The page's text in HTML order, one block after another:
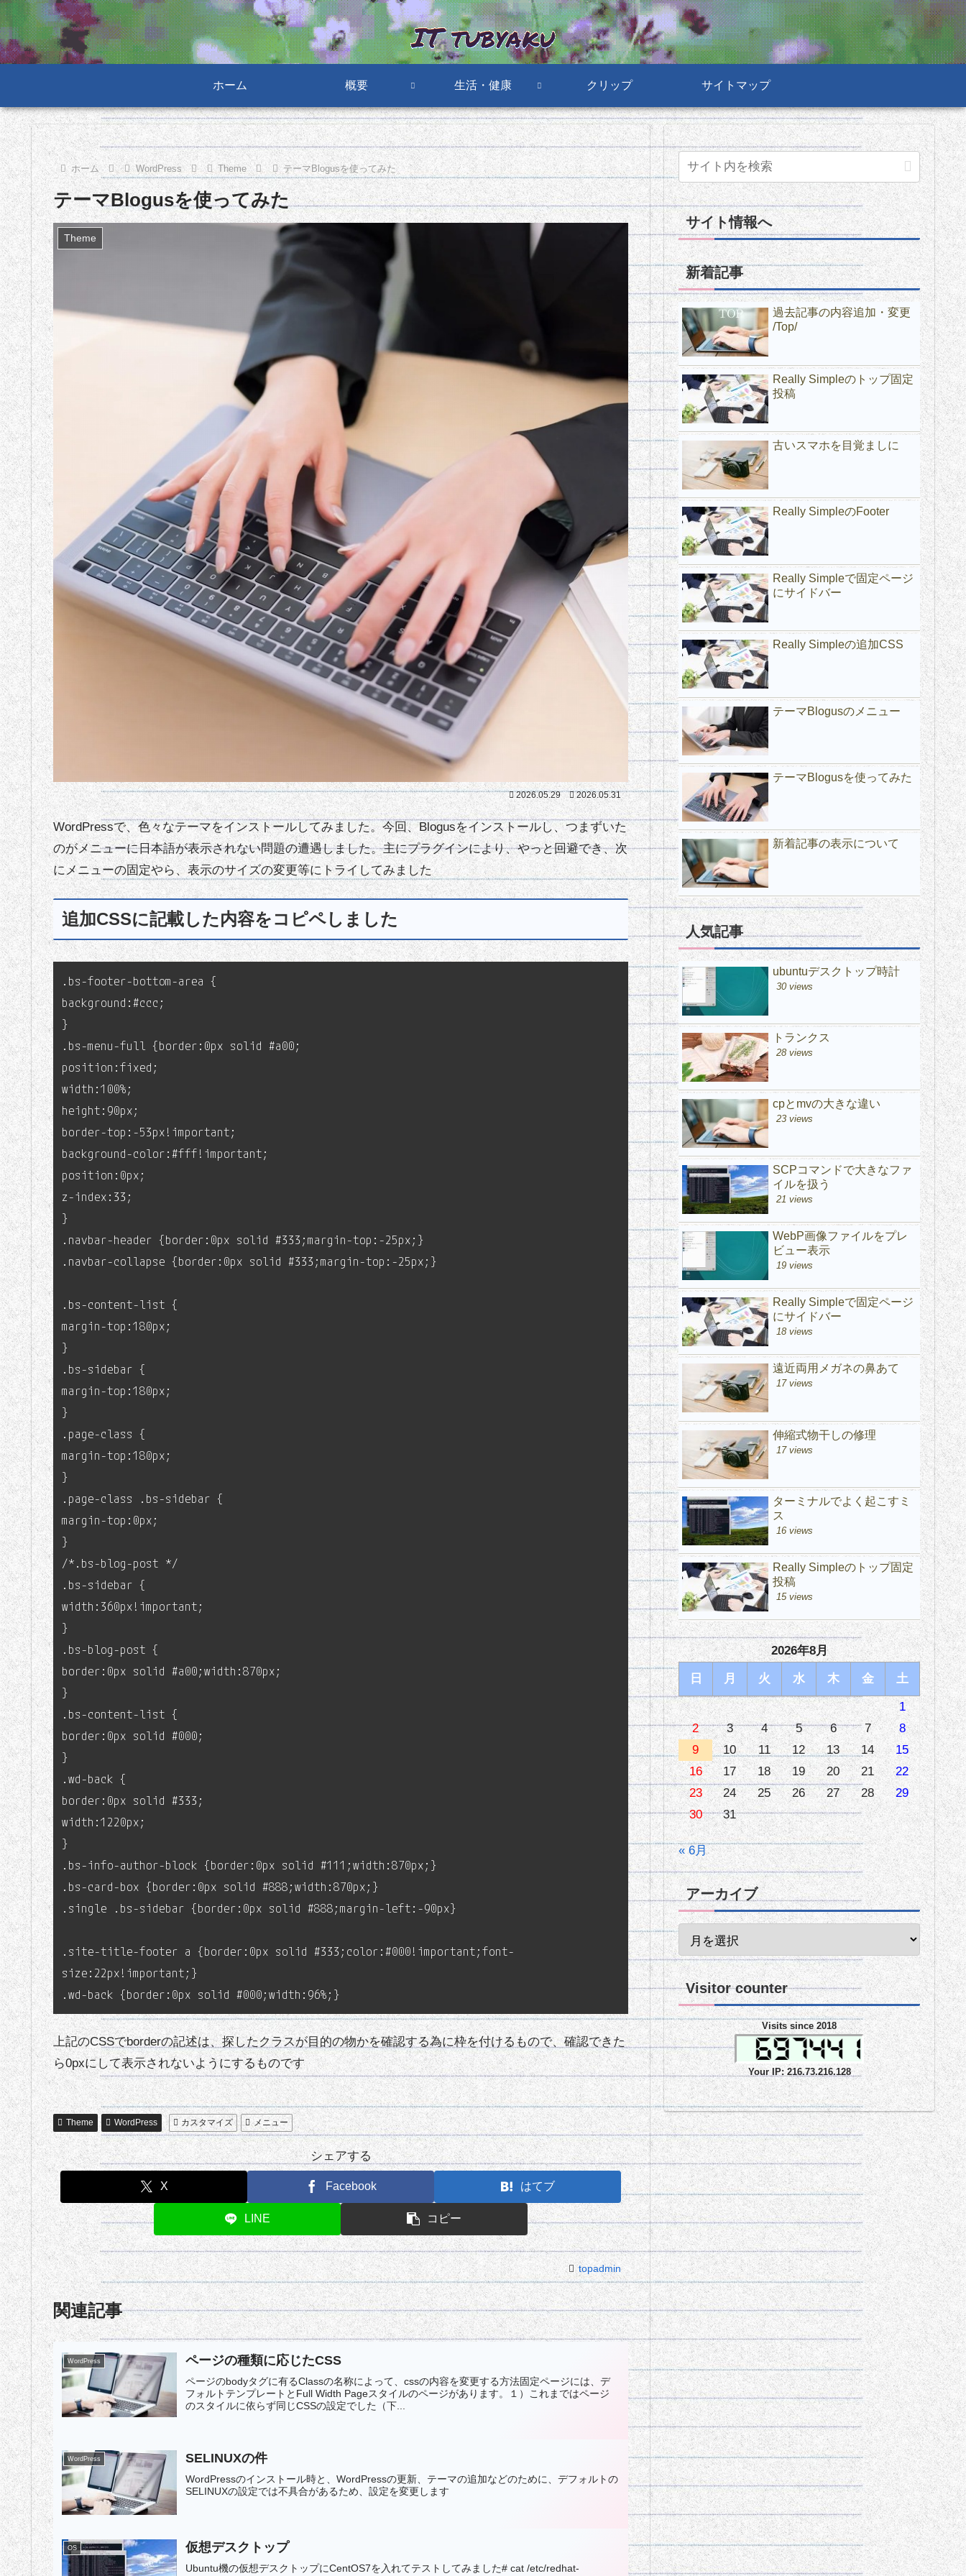
ホーム 概要 生活・健康 クリップ サイトマップ
ホーム WordPress Theme テーマBlogusを使ってみた
テーマBlogusを使ってみた
Theme
2026.05.29 2026.05.31
WordPressで、色々なテーマをインストールしてみました。今回、Blogusをインストールし、つまずいた
のがメニューに日本語が表示されない問題の遭遇しました。主にプラグインにより、やっと回避でき、次
にメニューの固定やら、表示のサイズの変更等にトライしてみました
追加CSSに記載した内容をコピペしました
.bs-footer-bottom-area {
background:#ccc;
}
.bs-menu-full {border:0px solid #a00;
position:fixed;
width:100%;
height:90px;
border-top:-53px!important;
background-color:#fff!important;
position:0px;
z-index:33;
}
.navbar-header {border:0px solid #333;margin-top:-25px;}
.navbar-collapse {border:0px solid #333;margin-top:-25px;}
.bs-content-list {
margin-top:180px;
}
.bs-sidebar {
margin-top:180px;
}
.page-class {
margin-top:180px;
}
.page-class .bs-sidebar {
margin-top:0px;
}
/*.bs-blog-post */
.bs-sidebar {
width:360px!important;
}
.bs-blog-post {
border:0px solid #a00;width:870px;
}
.bs-content-list {
border:0px solid #000;
}
.wd-back {
border:0px solid #333;
width:1220px;
}
.bs-info-author-block {border:0px solid #111;width:870px;}
.bs-card-box {border:0px solid #888;width:870px;}
.single .bs-sidebar {border:0px solid #888;margin-left:-90px}
.site-title-footer a {border:0px solid #333;color:#000!important;font-
size:22px!important;}
.wd-back {border:0px solid #000;width:96%;}
上記のCSSでborderの記述は、探したクラスが目的の物かを確認する為に枠を付けるもので、確認できた
ら0pxにして表示されないようにするものです
Theme WordPress カスタマイズ メニュー
シェアする
X Facebook はてブ
LINE コピー
topadmin
関連記事
WordPress ページの種類に応じたCSS
ページのbodyタグに有るClassの名称によって、cssの内容を変更する方法固定ページには、デ
フォルトテンプレートとFull Width Pageスタイルのページがあります。１）これまではページ
のスタイルに依らず同じCSSの設定でした（下...
WordPress SELINUXの件
WordPressのインストール時と、WordPressの更新、テーマの追加などのために、デフォルトの
SELINUXの設定では不具合があるため、設定を変更します
OS 仮想デスクトップ
Ubuntu機の仮想デスクトップにCentOS7を入れてテストしてみました# cat /etc/redhat-
サイト情報へ
新着記事
過去記事の内容追加・変更
/Top/
Really Simpleのトップ固定
投稿
古いスマホを目覚ましに
Really SimpleのFooter
Really Simpleで固定ページ
にサイドバー
Really Simpleの追加CSS
テーマBlogusのメニュー
テーマBlogusを使ってみた
新着記事の表示について
人気記事
ubuntuデスクトップ時計
30 views
トランクス
28 views
cpとmvの大きな違い
23 views
SCPコマンドで大きなファ
イルを扱う
21 views
WebP画像ファイルをプレ
ビュー表示
19 views
Really Simpleで固定ページ
にサイドバー
18 views
遠近両用メガネの鼻あて
17 views
伸縮式物干しの修理
17 views
ターミナルでよく起こすミ
ス
16 views
Really Simpleのトップ固定
投稿
15 views
2026年8月
日 月 火 水 木 金 土
1
2
3 4 5 6 7
8
9
10 11 12 13 14
15
16
17 18 19 20 21
22
23
24 25 26 27 28
29
30
31
« 6月
アーカイブ
Visitor counter
Visits since 2018
Your IP: 216.73.216.128